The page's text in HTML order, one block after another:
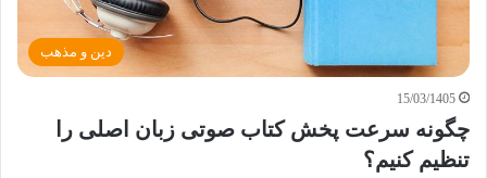
دین و مذهب
15/03/1405
چگونه سرعت پخش کتاب صوتی زبان اصلی را
تنظیم کنیم؟